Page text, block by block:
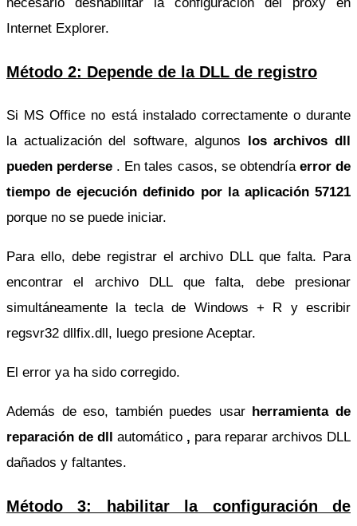
necesario deshabilitar la configuración del proxy en
Internet Explorer.
Método 2: Depende de la DLL de registro
Si MS Office no está instalado correctamente o durante
la actualización del software, algunos los archivos dll
pueden perderse . En tales casos, se obtendría error de
tiempo de ejecución definido por la aplicación 57121
porque no se puede iniciar.
Para ello, debe registrar el archivo DLL que falta. Para
encontrar el archivo DLL que falta, debe presionar
simultáneamente la tecla de Windows + R y escribir
regsvr32 dllfix.dll, luego presione Aceptar.
El error ya ha sido corregido.
Además de eso, también puedes usar herramienta de
reparación de dll automático , para reparar archivos DLL
dañados y faltantes.
Método 3: habilitar la configuración de